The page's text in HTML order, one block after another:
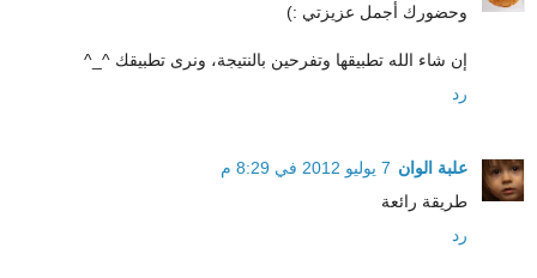
وحضورك أجمل عزيزتي :)
إن شاء الله تطبيقها وتفرحين بالنتيجة، ونرى تطبيقك ^_^
رد
علبة الوان 7 يوليو 2012 في 8:29 م
طريقة رائعة
رد